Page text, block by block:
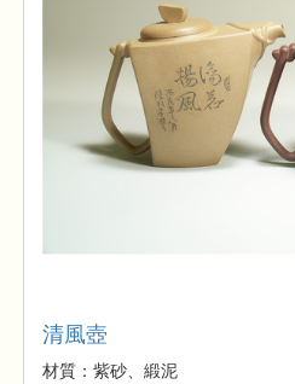
清風壺
材質：紫砂、緞泥